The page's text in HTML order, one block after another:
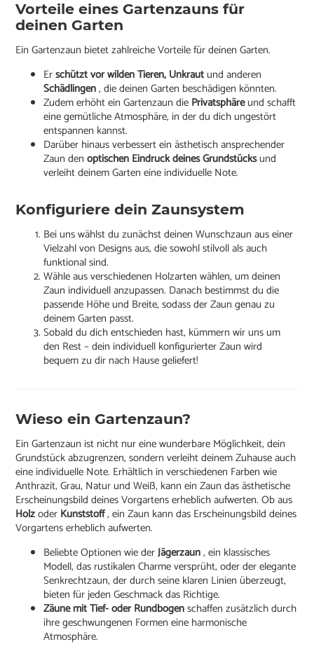
Vorteile eines Gartenzauns für
deinen Garten
Ein Gartenzaun bietet zahlreiche Vorteile für deinen Garten.
Erschützt vor wilden Tieren, Unkraut und anderen
Schädlingen, die deinen Garten beschädigen könnten.
Zudem erhöht ein Gartenzaun die Privatsphäreund schafft
eine gemütliche Atmosphäre, in der du dich ungestört
entspannen kannst.
Darüber hinaus verbessert ein ästhetisch ansprechender
Zaun denoptischen Eindruck deines Grundstücksund
verleiht deinem Garten eine individuelle Note.
Konfiguriere dein Zaunsystem
Bei uns wählst du zunächst deinen Wunschzaun aus einer
Vielzahl von Designs aus, die sowohl stilvoll als auch
funktional sind.
Wähle aus verschiedenen Holzarten wählen, um deinen
Zaun individuell anzupassen. Danach bestimmst du die
passende Höhe und Breite, sodass der Zaun genau zu
deinem Garten passt.
Sobald du dich entschieden hast, kümmern wir uns um
den Rest – dein individuell konfigurierter Zaun wird
bequem zu dir nach Hause geliefert!
Wieso ein Gartenzaun?
Ein Gartenzaun ist nicht nur eine wunderbare Möglichkeit, dein
Grundstück abzugrenzen, sondern verleiht deinem Zuhause auch
eine individuelle Note. Erhältlich in verschiedenen Farben wie
Anthrazit, Grau, Natur und Weiß, kann ein Zaun das ästhetische
Erscheinungsbild deines Vorgartens erheblich aufwerten. Ob aus
Holzoder Kunststoff, ein Zaun kann das Erscheinungsbild deines
Vorgartens erheblich aufwerten.
Beliebte Optionen wie derJägerzaun, ein klassisches
Modell, das rustikalen Charme versprüht, oder der elegante
Senkrechtzaun, der durch seine klaren Linien überzeugt,
bieten für jeden Geschmack das Richtige.
Zäune mit Tief- oder Rundbogenschaffen zusätzlich durch
ihre geschwungenen Formen eine harmonische
Atmosphäre.